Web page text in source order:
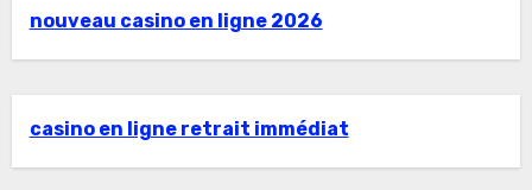
nouveau casino en ligne 2026
casino en ligne retrait immédiat